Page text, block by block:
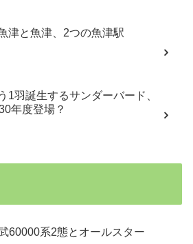
津と魚津、2つの魚津駅
1羽誕生するサンダーバード、
年度登場？
60000系2態とオールスター